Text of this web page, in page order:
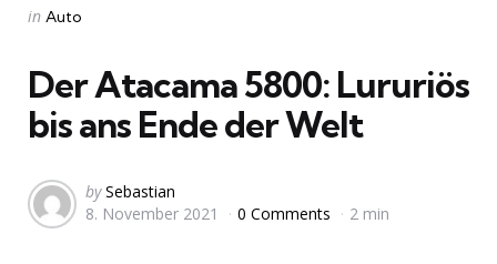
Categories
Posted
in Auto
Der Atacama 5800: Lururiös
bis ans Ende der Welt
Posted
by
by Sebastian
8. November 2021
0 Comments 2 min